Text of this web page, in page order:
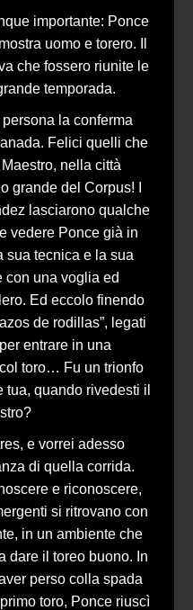
importante: Ponce
uomo e torero. Il
che fossero riunite le
temporada.
la conferma
Felici quelli che
nella città
grande del Corpus! I
lasciarono qualche
vedere Ponce già in
sua tecnica e la sua
con una voglia ed
Ed eccolo finendo
de rodillas”, legati
entrare in una
toro… Fu un trionfo
quando rivedesti il
e vorrei adesso
di quella corrida.
e riconoscere,
si ritrovano con
in un ambiente che
dare il toreo buono. In
perso colla spada
toro, Ponce riuscì